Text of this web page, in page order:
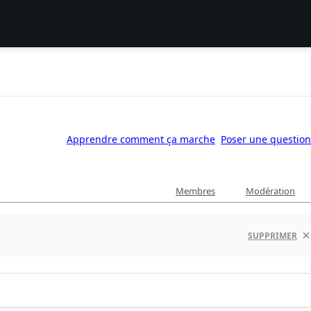
Apprendre comment ça marche Poser une question
Membres Modération
SUPPRIMER